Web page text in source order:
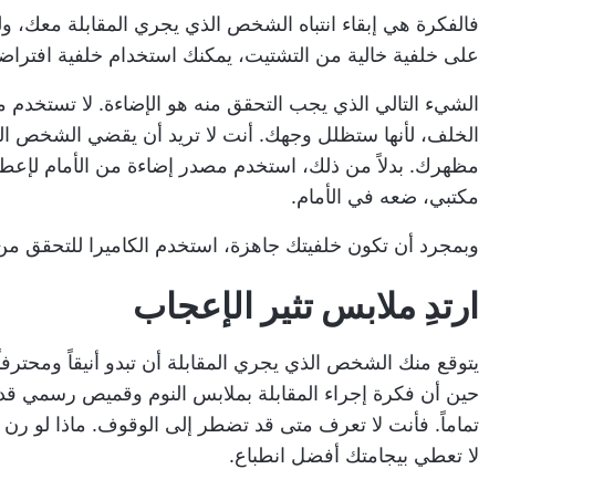
فالفكرة هي إبقاء انتباه الشخص الذي يجري المقابلة معك،
على خلفية خالية من التشتيت، يمكنك استخدام خلفية
الشيء التالي الذي يجب التحقق منه هو الإضاءة. لا
الخلف، لأنها ستظلل وجهك. أنت لا تريد أن يقضي الشخص
مظهرك. بدلاً من ذلك، استخدم مصدر إضاءة من الأمام
مكتبي، ضعه في الأمام.
وبمجرد أن تكون خلفيتك جاهزة، استخدم الكاميرا للتحقق
ارتدِ ملابس تثير الإعجاب
يتوقع منك الشخص الذي يجري المقابلة أن تبدو أنيقاً
حين أن فكرة إجراء المقابلة بملابس النوم وقميص رسمي قد
تماماً. فأنت لا تعرف متى قد تضطر إلى الوقوف. ماذا لو
لا تعطي بيجامتك أفضل انطباع.